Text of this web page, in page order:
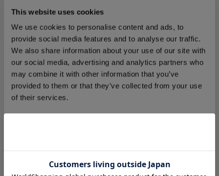
This website uses cookies
We use cookies to personalise content and ads, to
provide social media features and to analyse our traffic.
We also share information about your use of our site with
our social media, advertising and analytics partners who
may combine it with other information that you’ve
provided to them or that they’ve collected from your use
of their services.
【Steam】モンスターハンター
ワイルズ コレクターズエディシ
ョン（Steam 通常版）
【Xbox Series X|S】モンスター
ハンターワイルズ コレクターズ
エディション（Xbox Series X|S
デラックスエディション）